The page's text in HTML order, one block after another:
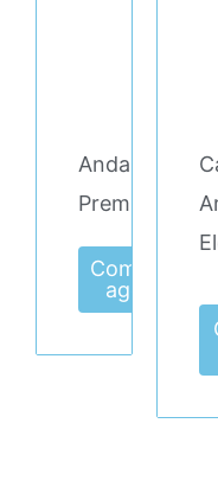
Andarilho/
Premium
Comprar
agora